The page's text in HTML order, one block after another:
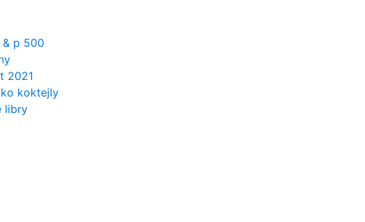
p 500
2021
koktejly
libry